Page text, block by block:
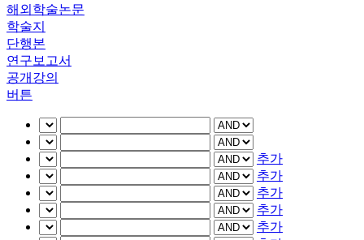
해외학술논문
학술지
단행본
연구보고서
공개강의
버튼
추가
추가
추가
추가
추가